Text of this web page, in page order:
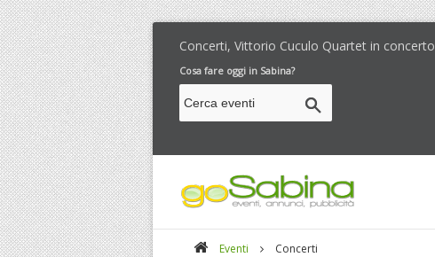
Concerti, Vittorio Cuculo Quartet in concerto
Cosa fare oggi in Sabina?
Eventi Concerti